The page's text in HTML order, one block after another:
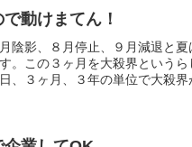
動けまてん！
陰影、８月停止、９月減退と
。この３ヶ月を大殺界という
、３ヶ月、３年の単位で大殺界